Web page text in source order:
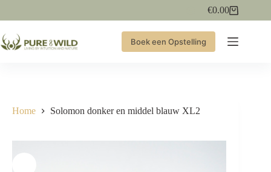
inhoud
Winkelwagen
€0.00
Boek een Opstelling
Home Solomon donker en middel blauw XL2